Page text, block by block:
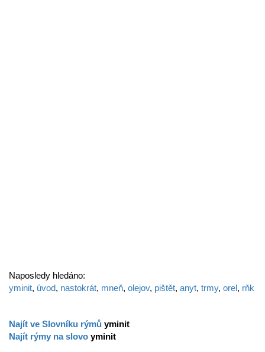
Naposledy hledáno:
yminit, úvod, nastokrát, mneň, olejov, pištět, anyt, trmy, orel, rňk
Najít ve Slovníku rýmů yminit
Najít rýmy na slovo yminit